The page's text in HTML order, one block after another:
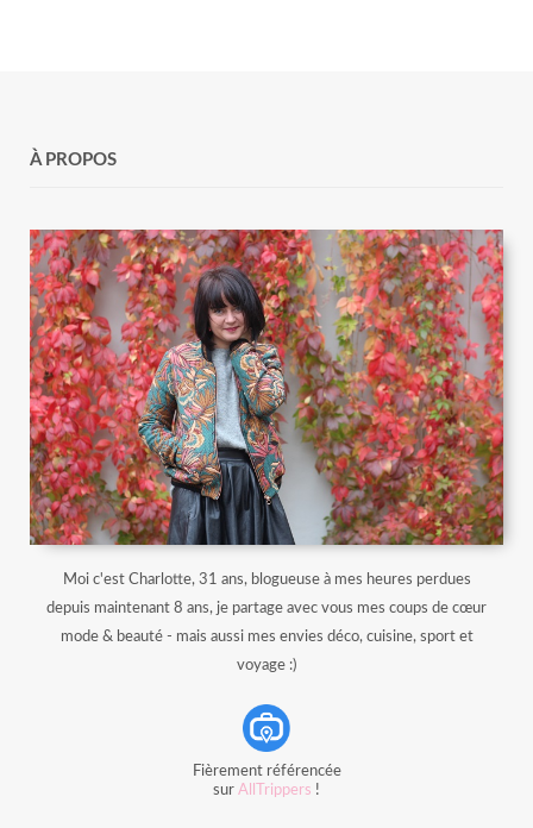
À PROPOS
Moi c'est Charlotte, 31 ans, blogueuse à mes heures perdues
depuis maintenant 8 ans, je partage avec vous mes coups de cœur
mode & beauté - mais aussi mes envies déco, cuisine, sport et
voyage :)
Fièrement référencée
sur AllTrippers !